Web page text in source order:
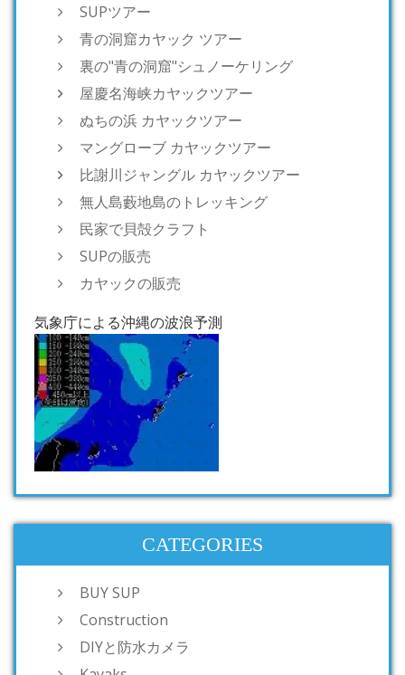
SUPツアー
青の洞窟カヤック ツアー
裏の"青の洞窟"シュノーケリング
屋慶名海峡カヤックツアー
ぬちの浜 カヤックツアー
マングローブ カヤックツアー
比謝川ジャングル カヤックツアー
無人島藪地島のトレッキング
民家で貝殻クラフト
SUPの販売
カヤックの販売
気象庁による沖縄の波浪予測
CATEGORIES
BUY SUP
Construction
DIYと防水カメラ